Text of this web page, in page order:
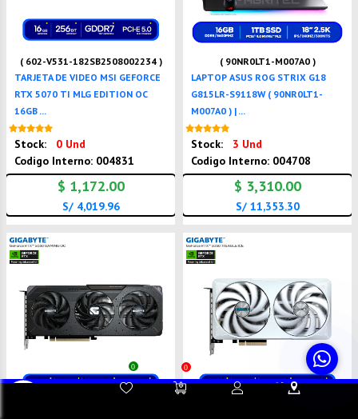
0 0
( 602-V531-182SB2508002234 )
TARJETA DE VIDEO MSI GEFORCE
RTX 5070 TI MLG EDITION OC
16GB ...
Stock:
0 Und
Codigo Interno: 004831
$ 1,172.00
S/ 4,019.96
( 90NR0LT1-M007A0 )
LAPTOP ASUS ROG STRIX G18
G815LR-S9118W ( 90NR0LT1-
M007A0 ) | ...
Stock:
3 Und
Codigo Interno: 004708
$ 3,310.00
S/ 11,353.30
Atención al